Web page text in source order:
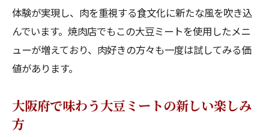
体験が実現し、肉を重視する食文化に新たな風を吹き込
んでいます。焼肉店でもこの大豆ミートを使用したメニ
ューが増えており、肉好きの方々も一度は試してみる価
値があります。
大阪府で味わう大豆ミートの新しい楽しみ
方